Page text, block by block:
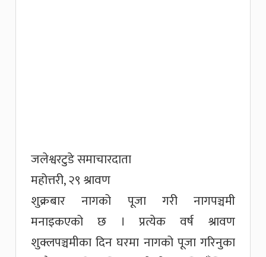
जलेश्वरटुडे समाचारदाता
महोत्तरी, २९ श्रावण
शुक्रबार नागको पूजा गरी नागपञ्चमी
मनाइकएको छ । प्रत्येक वर्ष श्रावण
शुक्लपञ्चमीका दिन घरमा नागको पूजा गरिनुका